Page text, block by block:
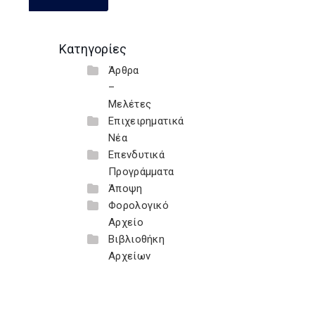
Κατηγορίες
Άρθρα
–
Μελέτες
Επιχειρηματικά
Νέα
Επενδυτικά
Προγράμματα
Άποψη
Φορολογικό
Αρχείο
Βιβλιοθήκη
Αρχείων